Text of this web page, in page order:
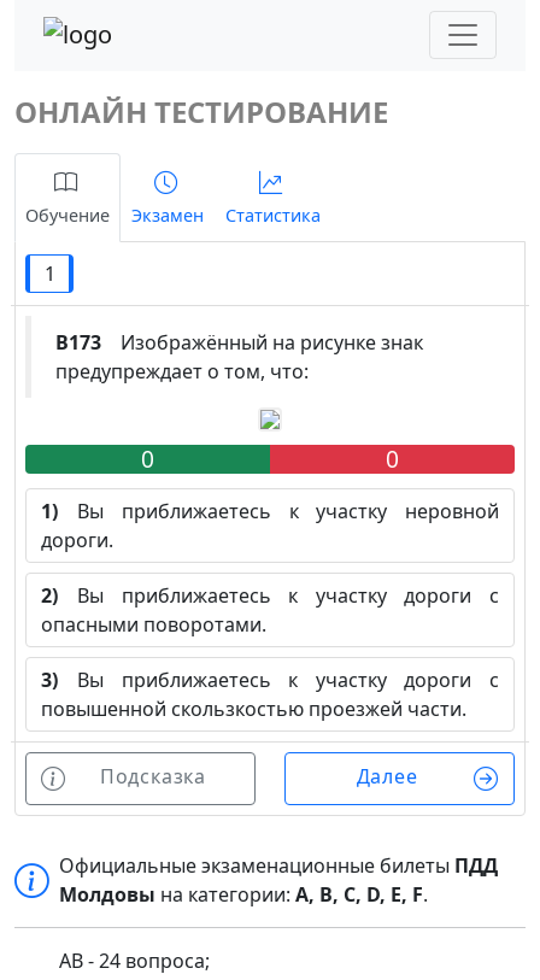
ОНЛАЙН ТЕСТИРОВАНИЕ
Обучение Экзамен Статистика
1
B173 Изображённый на рисунке знак
предупреждает о том, что:
0 0
1) Вы приближаетесь к участку неровной
дороги.
2) Вы приближаетесь к участку дороги с
опасными поворотами.
3) Вы приближаетесь к участку дороги с
повышенной скользкостью проезжей части.
Подсказка Далее
Официальные экзаменационные билеты ПДД
Молдовы на категории:A, B, C, D, E, F.
AB - 24 вопроса;